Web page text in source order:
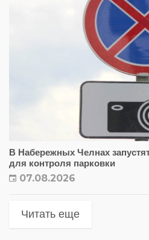
В Набережных Челнах
для контроля парковки
07.08.2026
Читать еще